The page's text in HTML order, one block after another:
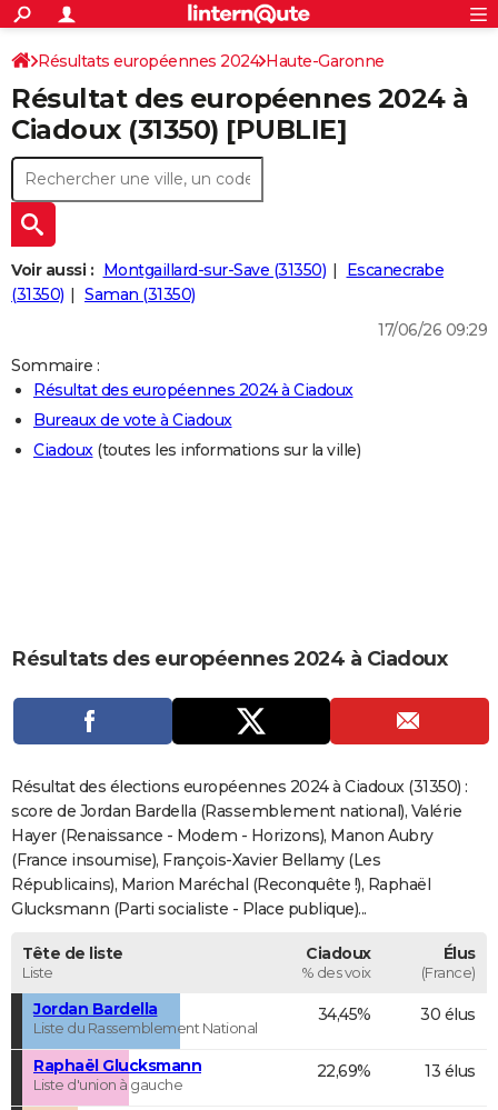
ACTUALITÉS
Politique
Société
Faits Divers
Education
Monde
Villes
+
SPORT
Coupe du monde 2026
Football
Tennis
Cyclisme
Rugby
Forum
CULTURE
Programme TV
TNT
Streaming
Cinéma
Sorties cinéma
Musique
+
FINANCE
Retraite
Impôts
Epargne
Immobilier
Risques naturels par ville
Banque
Assurance
Crédit
AUTO
Essais
Réserver un essai
Citadines
Berlines
SUV
Forum auto
+
HIGH-TECH
Mobiles
Meilleur smartphone
Internet
Ordinateurs
Jeux vidéo
Guide high-tech
+
BRICOLAGE
Guides de France
Escapades
Patrimoine
Expositions
Musées
Week-end nature
LIFESTYLE
Art de vivre
Bien-être
Loisirs
Mode
Modes de vie
CARTE DE VOEUX
Carte de Noël
Carte Bonne année
Carte Saint-Valentin
Carte Pâques
Carte d'anniversaire
DICTIONNAIRE
Dictionnaire
Biographies
Citations
Expressions
Proverbes
PROGRAMME TV
COPAINS D'AVANT
S'inscrire
Se connecter
Lycées
Collèges
Primaires
Universités
Entreprises
Service militaire
Avis de recherche
AVIS DE DÉCÈS
FORUM
Rechercher
S'inscrire
Connexion
Résultats européennes 2024 Haute-Garonne
Résultat des européennes 2024 à
Ciadoux (31350) [PUBLIE]
Voir aussi : Montgaillard-sur-Save (31350)
Escanecrabe
(31350)
Saman (31350)
17/06/26 09:29
Sommaire :
Résultat des européennes 2024 à Ciadoux
Bureaux de vote à Ciadoux
Ciadoux(toutes les informations sur la ville)
Résultats des européennes 2024 à Ciadoux
Résultat des élections européennes 2024 à Ciadoux (31350) :
score de Jordan Bardella (Rassemblement national), Valérie
Hayer (Renaissance - Modem - Horizons), Manon Aubry
(France insoumise), François-Xavier Bellamy (Les
Républicains), Marion Maréchal (Reconquête !), Raphaël
Glucksmann (Parti socialiste - Place publique)...
Tête de liste
Liste
Ciadoux
% des voix
Élus
(France)
Jordan Bardella
Liste du Rassemblement National
34,45% 30 élus
Raphaël Glucksmann
Liste d'union à gauche
22,69% 13 élus